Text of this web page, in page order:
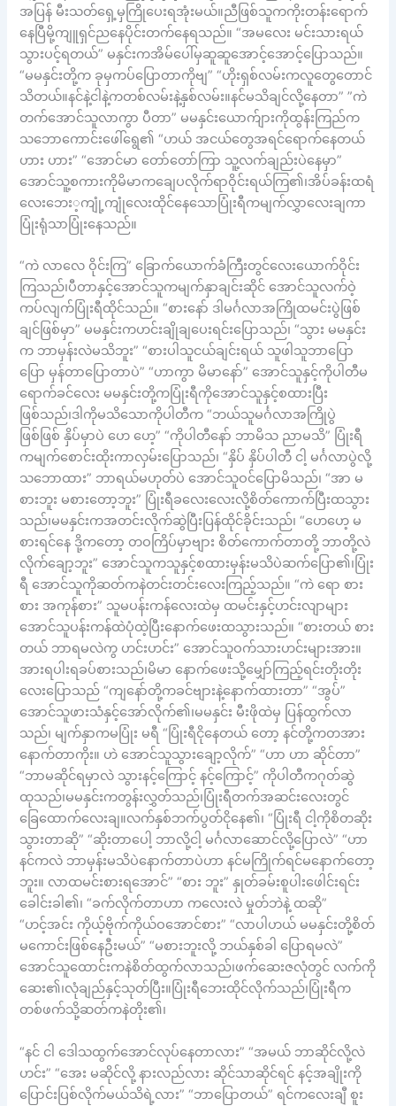
အပြန် မီးသတ်ရှေ့မှကြိုပေးရအုံးမယ်။ညီဖြစ်သူကကိုးတန်းရောက်
နေပြီမို့ကျူရှင်ညနေပိုင်းတက်နေရသည်။ “အမလေး မင်းသားရယ်
သွားပင့်ရတယ်” မနှင်းကအိမ်ပေါ်မှဆူဆူအောင့်အောင့်ပြောသည်။
“မမနှင်းတို့က ခုမှကပ်ပြောတာကိုဗျ” “ဟိုးရှစ်လမ်းကလူတွေတောင်
သိတယ်။နင်နဲ့ငါနဲ့ကတစ်လမ်းနဲ့နှစ်လမ်း။နင်မသိချင်လို့နေတာ” ”ကဲ
တက်အောင်သူလာကွာ ပီတာ” မမနှင်းယောက်ျားကိုထွန်းကြည်က
သဘောကောင်းဖေါ်ရွေ၏ “ဟယ် အငယ်တွေအရင်ရောက်နေတယ်
ဟား ဟား” “အောင်မာ တော်တော်ကြာ သူ့လက်ချည်းပဲနေမှာ”
အောင်သူ့စကားကိုမိမာကချေပလိုက်ရာဝိုင်းရယ်ကြ၏၊အိပ်ခန်းထရံ
လေးဘေး့ကျုံ့ကျုံလေးထိုင်နေသောပြုံးရီကမျက်လွှာလေးချကာ
ပြုံးရုံသာပြုံးနေသည်။
“ကဲ လာလေ ဝိုင်းကြ” ခြောက်ယောက်ခံကြီးတွင်လေးယောက်ဝိုင်း
ကြသည်၊ပီတာနှင့်အောင်သူကမျက်နှာချင်းဆိုင် အောင်သူလက်ဝဲ့
ကပ်လျက်ပြုံးရီထိုင်သည်။ “စားနော် ဒါမင်္ဂလာအကြိုထမင်းပွဲဖြစ်
ချင်ဖြစ်မှာ” မမနှင်းကဟင်းချိုချပေးရင်းပြောသည်၊ “သွား မမနှင်း
က ဘာမှန်းလဲမသိဘူး” “စားပါသူငယ်ချင်းရယ် သူဖါသူဘာပြော
ပြော မှန်တာပြောတာပဲ” “ဟာကွာ မိမာနော်” အောင်သူနှင့်ကိုပါတီမ
ရောက်ခင်လေး မမနှင်းတို့ကပြုံးရီကိုအောင်သူနှင့်စထားပြီး
ဖြစ်သည်၊ဒါကိုမသိသောကိုပါတီက “ဘယ်သူမင်္ဂလာအကြိုပွဲ
ဖြစ်ဖြစ် နှိပ်မှာပဲ ဟေ ဟေ့” “ကိုပါတီနော် ဘာမိသ ညာမသိ” ပြုံးရီ
ကမျက်စောင်းထိုးကာလှမ်းပြောသည်၊ “နှိပ် နှိပ်ပါတီ ငါ့ မင်္ဂလာပွဲလို့
သဘောထား” ဘာရယ်မဟုတ်ပဲ အောင်သူဝင်ပြောမိသည်၊ “အာ မ
စားဘူး မစားတော့ဘူး” ပြုံးရီခလေးလေးလို့စိတ်ကောက်ပြီးထသွား
သည်၊မမနှင်းကအတင်းလိုက်ဆွဲပြီးပြန်ထိုင်ခိုင်းသည်၊ “ဟေဟေ့ မ
စားရင်နေ ဒို့ကတော့ တဝကြိပ်မှာဗျား စိတ်ကောက်တာတို့ ဘာတို့လဲ
လိုက်ချော့ဘူး” အောင်သူကသူနှင့်စထားမှန်းမသိပဲဆက်ပြော၏၊ပြုံး
ရီ အောင်သူကိုဆတ်ကနဲတင်းတင်းလေးကြည့်သည်။ “ကဲ ရော စား
စား အကုန်စား” သူမပန်းကန်လေးထဲမှ ထမင်းနှင့်ဟင်းလျာများ
အောင်သူပန်းကန်ထဲပုံထဲ့ပြီးနောက်ဖေးထသွားသည်။ “စားတယ် စား
တယ် ဘာရမလဲကွ ဟင်းဟင်း” အောင်သူဝက်သားဟင်းများအား။
အားရပါးရခပ်စားသည်၊မိမာ နောက်ဖေးသို့မျှော်ကြည့်ရင်းတိုးတိုး
လေးပြောသည် “ကျနော်တို့ကခင်ဗျားနဲ့နောက်ထားတာ” “အွပ်”
အောင်သူဖားသံနှင့်အော်လိုက်၏၊မမနှင်း မီးဖိုထဲမှ ပြန်ထွက်လာ
သည်၊ မျက်နှာကမပြုံး မရီ “ပြုံးရီငိုနေတယ် တော့ နင်တို့ကတအား
နောက်တာကိုး။ ဟဲ အောင်သူသွားချော့လိုက်” “ဟာ ဟာ ဆိုင်တာ”
“ဘာမဆိုင်ရမှာလဲ သွားနင့်ကြောင့် နင့်ကြောင့်” ကိုပါတီကဂုတ်ဆွဲ
ထုသည်၊မမနှင်းကတွန်းလွှတ်သည်၊ပြုံးရီတက်အဆင်းလေးတွင်
ခြေထောက်လေးချ။လက်နှစ်ဘက်ပွတ်ငိုနေ၏၊ “ပြုံးရီ ငါ့ကိုစိတဆိုး
သွားတာဆို” “ဆိုးတာပေါ့ ဘာလို့ငါ့ မင်္ဂလာဆောင်လို့ပြောလဲ” “ဟာ
နင်ကလဲ ဘာမှန်းမသိပဲနောက်တာပဲဟာ နင်မကြိုက်ရင်မနောက်တော့
ဘူး။ လာထမင်းစားရအောင်” “စား ဘူး” နှုတ်ခမ်းစူပါးဖေါင်းရင်း
ခေါင်းခါ၏၊ “ခက်လိုက်တာဟာ ကလေးလဲ မှုတ်ဘဲနဲ့ ထဆို”
“ဟင့်အင်း ကိုယ့်ဗိုက်ကိုယ်ဝအောင်စား” “လာပါဟယ် မမနှင်းတို့စိတ်
မကောင်းဖြစ်နေဦးမယ်” “မစားဘူးလို့ ဘယ်နှစ်ခါ ပြောရမလဲ”
အောင်သူထောင်းကနဲစိတ်ထွက်လာသည်၊ဖက်ဆေးဇလုံတွင် လက်ကို
ဆေး၏၊လုံချည်နှင့်သုတ်ပြီး။ပြုံးရီဘေးထိုင်လိုက်သည်၊ပြုံးရီက
တစ်ဖက်သို့ဆတ်ကနဲတိုး၏၊
“နင် ငါ ဒေါသထွက်အောင်လုပ်နေတာလား” “အမယ် ဘာဆိုင်လို့လဲ
ဟင်း” “အေး မဆိုင်လို့ နားလည်လား ဆိုင်သာဆိုင်ရင် နင့်အချိုးကို
ပြောင်းပြစ်လိုက်မယ်သိရဲ့လား” “ဘာပြောတယ်” ရင်ကလေးချီ စူး